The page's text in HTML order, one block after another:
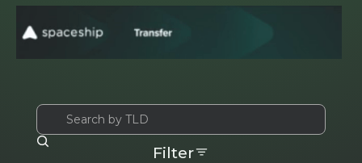
Filter